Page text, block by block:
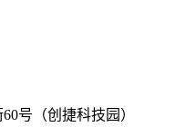
号（创捷科技园）